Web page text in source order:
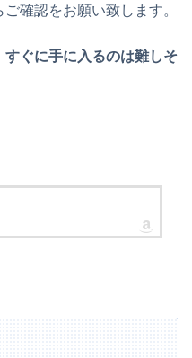
確認をお願い致します。
ぐに手に入るのは難しそ